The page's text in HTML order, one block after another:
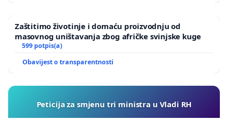
Zaštitimo životinje i domaću proizvodnju od
masovnog uništavanja zbog afričke svinjske kuge
599 potpis(a)
Obavijest o transparentnosti
Peticija za smjenu tri ministra u Vladi RH